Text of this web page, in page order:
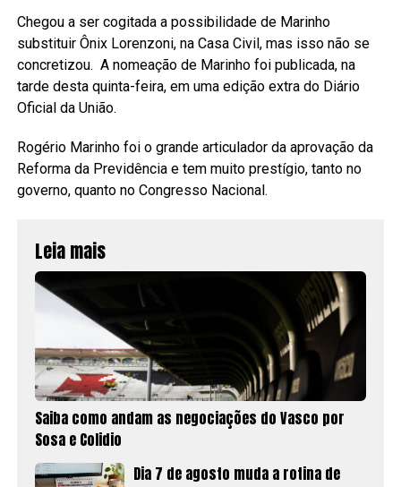
Chegou a ser cogitada a possibilidade de Marinho
substituir Ônix Lorenzoni, na Casa Civil, mas isso não se
concretizou. A nomeação de Marinho foi publicada, na
tarde desta quinta-feira, em uma edição extra do Diário
Oficial da União.
Rogério Marinho foi o grande articulador da aprovação da
Reforma da Previdência e tem muito prestígio, tanto no
governo, quanto no Congresso Nacional.
Leia mais
Saiba como andam as negociações do Vasco por
Sosa e Colidio
Dia 7 de agosto muda a rotina de